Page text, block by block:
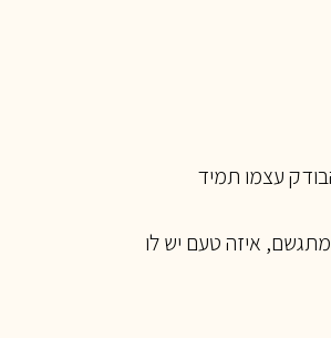
עצמו תמיד
איזה טעם יש לו